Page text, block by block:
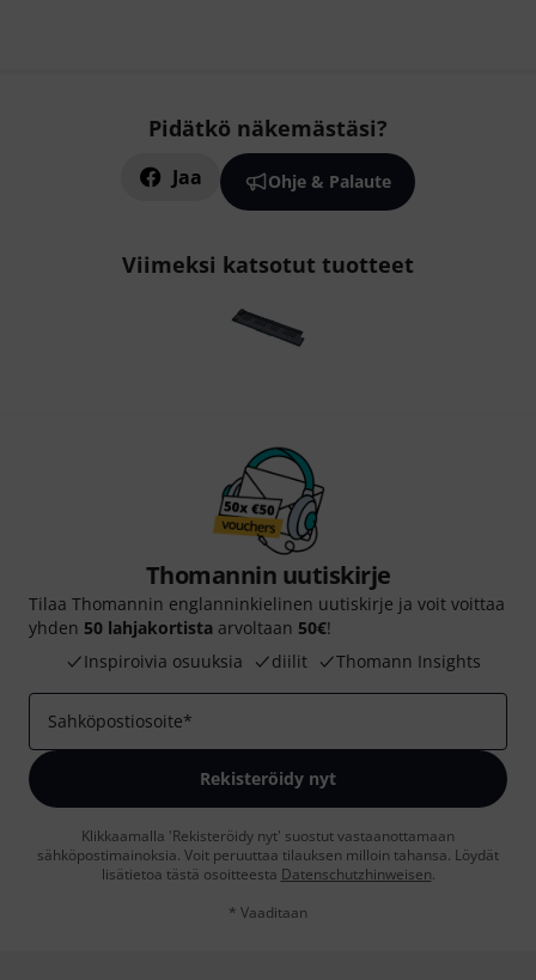
Pidätkö näkemästäsi?
Jaa Ohje & Palaute
Viimeksi katsotut tuotteet
Thomannin uutiskirje
Tilaa Thomannin englanninkielinen uutiskirje ja voit voittaa
yhden 50 lahjakortista arvoltaan 50€!
Inspiroivia osuuksia
diilit Thomann Insights
Sahköpostiosoite*
Rekisteröidy nyt
Klikkaamalla 'Rekisteröidy nyt' suostut vastaanottamaan
sähköpostimainoksia. Voit peruuttaa tilauksen milloin tahansa. Löydät
lisätietoa tästä osoitteesta Datenschutzhinweisen.
* Vaaditaan